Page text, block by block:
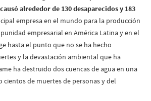
alrededor de 130 desaparecidos y 183
empresa en el mundo para la producción
empresarial en América Latina y en el
hasta el punto que no se ha hecho
y la devastación ambiental que ha
ha destruido dos cuencas de agua en una
cientos de muertes de personas y del